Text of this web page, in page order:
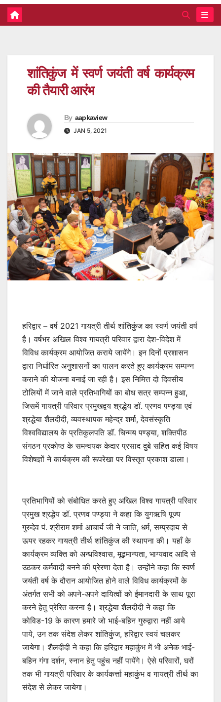
शांतिकुंज में स्वर्ण जयंती वर्ष कार्यक्रम
की तैयारी आरंभ
By aapkaview
JAN 5, 2021
हरिद्वार – वर्ष 2021 गायत्री तीर्थ शांतिकुंज का स्वर्ण जयंती वर्ष
है। वर्षभर अखिल विश्व गायत्री परिवार द्वारा देश-विदेश में
विविध कार्यक्रम आयोजित कराये जायेंगे। इन दिनों प्रशासन
द्वारा निर्धारित अनुशासनों का पालन करते हुए कार्यक्रम सम्पन्न
कराने की योजना बनाई जा रही है। इस निमित्त दो दिवसीय
टोलियों में जाने वाले प्रतिभागियों का बोध सत्र सम्पन्न हुआ,
जिसमें गायत्री परिवार प्रमुखद्वय श्रद्धेय डॉ. प्रणव पण्ड्या एवं
श्रद्धेया शैलदीदी, व्यवस्थापक महेन्द्र शर्मा, देवसंस्कृति
विश्वविद्यालय के प्रतिकुलपति डॉ. चिन्मय पण्ड्या, शक्तिपीठ
संगठन प्रकोष्ठ के समन्वयक केदार प्रसाद दुबे सहित कई विषय
विशेषज्ञों ने कार्यक्रम की रूपरेखा पर विस्तृत प्रकाश डाला।
प्रतिभागियों को संबोधित करते हुए अखिल विश्व गायत्री परिवार
प्रमुख श्रद्धेय डॉ. प्रणव पण्ड्या ने कहा कि युगऋषि पूज्य
गुरुदेव पं. श्रीराम शर्मा आचार्य जी ने जाति, धर्म, सम्प्रदाय से
ऊपर रहकर गायत्री तीर्थ शांतिकुंज की स्थापना की। यहाँ के
कार्यक्रम व्यक्ति को अन्धविश्वास, मूढ़मान्यता, भाग्यवाद आदि से
उठकर कर्मवादी बनने की प्रेरणा देता है। उन्होंने कहा कि स्वर्ण
जयंती वर्ष के दौरान आयोजित होने वाले विविध कार्यक्रमों के
अंतर्गत सभी को अपने-अपने दायित्वों को ईमानदारी के साथ पूरा
करने हेतु प्रेरित करना है। श्रद्धेया शैलदीदी ने कहा कि
कोविड-19 के कारण हमारे जो भाई-बहिन गुरुद्वारा नहीं आये
पाये, उन तक संदेश लेकर शांतिकुंज, हरिद्वार स्वयं चलकर
जायेगा। शैलदीदी ने कहा कि हरिद्वार महाकुंभ में भी अनेक भाई-
बहिन गंगा दर्शन, स्नान हेतु पहुंच नहीं पायेंगे। ऐसे परिवारों, घरों
तक भी गायत्री परिवार के कार्यकर्त्ता महाकुंभ व गायत्री तीर्थ का
संदेश से लेकर जायेगा।